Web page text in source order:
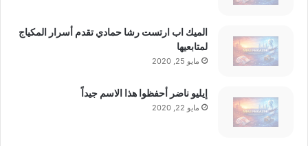
الميك اب ارتست رشا حمادي تقدم أسرار المكياج
لمتابعيها
مايو 25, 2020
إيليو ناضر أحفظوا هذا الاسم جيداً
مايو 22, 2020